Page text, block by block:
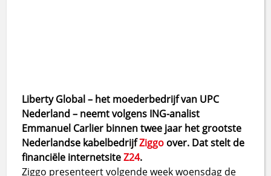
Liberty Global – het moederbedrijf van UPC
Nederland – neemt volgens ING-analist
Emmanuel Carlier binnen twee jaar het grootste
Nederlandse kabelbedrijfZiggo over. Dat stelt de
financiële internetsiteZ24.
Ziggo presenteert volgende week woensdag de